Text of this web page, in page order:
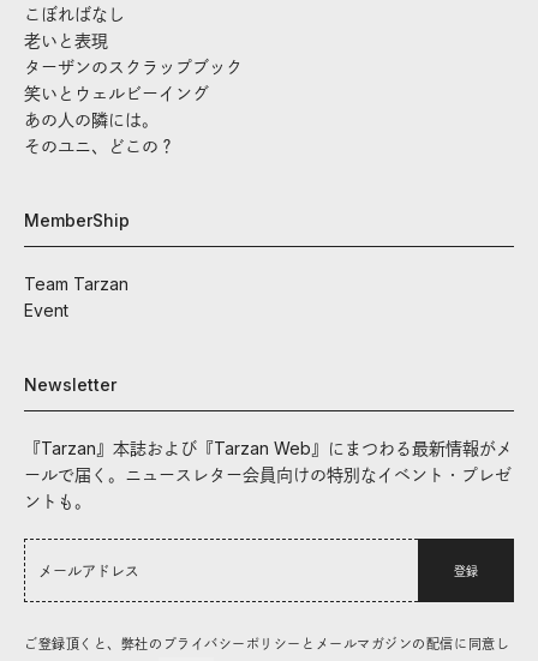
こぼればなし
老いと表現
ターザンのスクラップブック
笑いとウェルビーイング
あの人の隣には。
そのユニ、どこの？
MemberShip
Team Tarzan
Event
Newsletter
『Tarzan』本誌および『Tarzan Web』にまつわる最新情報がメ
ールで届く。ニュースレター会員向けの特別なイベント・プレゼ
ントも。
登録
ご登録頂くと、弊社のプライバシーポリシーとメールマガジンの配信に同意し